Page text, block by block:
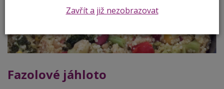
Fazolové jáhloto
Zavřít a již nezobrazovat